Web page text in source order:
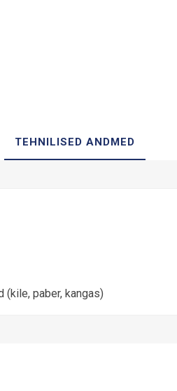
TEHNILISED ANDMED
(kile, paber, kangas)